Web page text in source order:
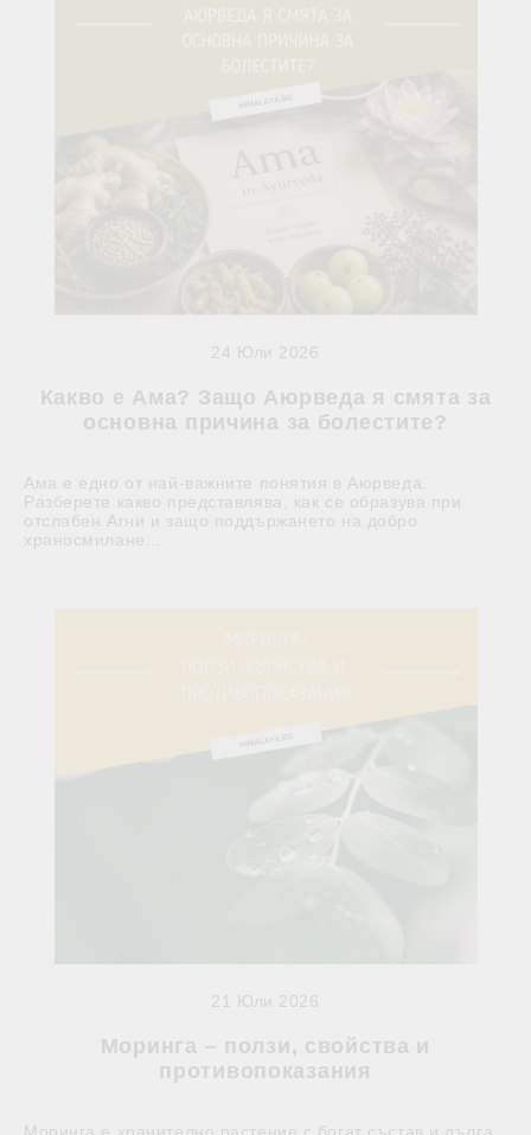
Какво е Ама? Защо Аюрведа я смята за
основна причина за болестите?
24 Юли 2026
Ама е едно от най-важните понятия в Аюрведа.
Разберете какво представлява, как се образува при
отслабен Агни и защо поддържането на добро
храносмилане...
Моринга – ползи, свойства и
противопоказания
21 Юли 2026